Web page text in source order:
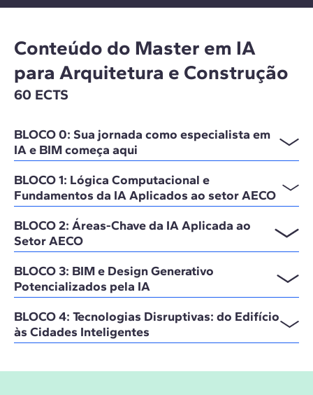
Conteúdo do Master em IA
para Arquitetura e Construção
60 ECTS
BLOCO 0: Sua jornada como especialista em
IA e BIM começa aqui
BLOCO 1: Lógica Computacional e
Fundamentos da IA Aplicados ao setor AECO
BLOCO 2: Áreas-Chave da IA Aplicada ao
Setor AECO
BLOCO 3: BIM e Design Generativo
Potencializados pela IA
BLOCO 4: Tecnologias Disruptivas: do Edifício
às Cidades Inteligentes